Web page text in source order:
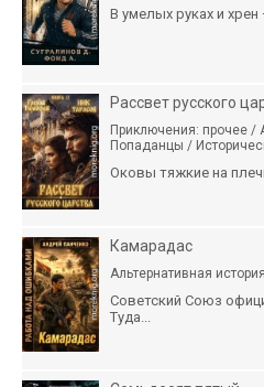
В умелых руках и хрен
Рассвет русского
Приключения: прочее /
Попаданцы /
Оковы тяжкие на
Камарадас
Альтернативная
Советский Союз
Туда...